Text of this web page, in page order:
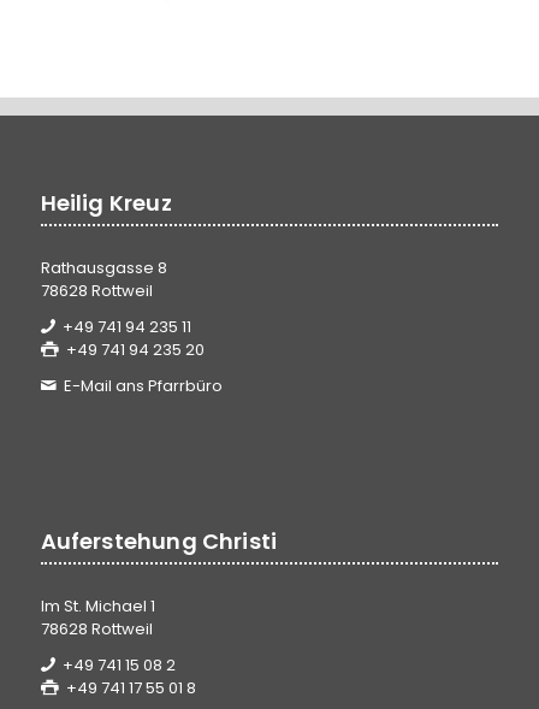
Heilig Kreuz
Rathausgasse 8
78628 Rottweil
+49 741 94 235 11
+49 741 94 235 20
E-Mail ans Pfarrbüro
Auferstehung Christi
Im St. Michael 1
78628 Rottweil
+49 741 15 08 2
+49 741 17 55 01 8